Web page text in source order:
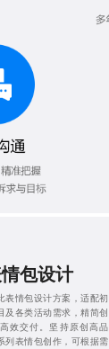
包设计
表情包设计方案，适配初
及各类活动需求，精简创
效交付。坚持原创高品
列表情包创作，可根据需